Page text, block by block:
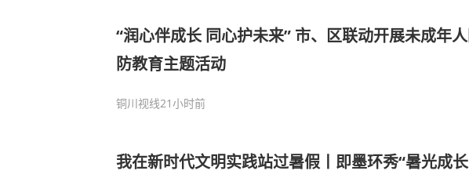
“润心伴成长 同心护未来” 市、区联动开展未成年人国
防教育主题活动
铜川视线21小时前
我在新时代文明实践站过暑假丨即墨环秀“暑光成长